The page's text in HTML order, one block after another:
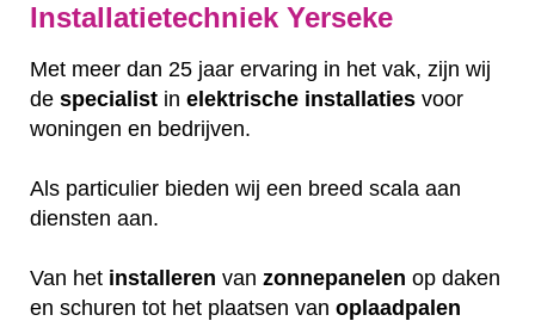
Installatietechniek Yerseke
Met meer dan 25 jaar ervaring in het vak, zijn wij
de specialist in elektrische installaties voor
woningen en bedrijven.
Als particulier bieden wij een breed scala aan
diensten aan.
Van het installeren van zonnepanelen op daken
en schuren tot het plaatsen van oplaadpalen